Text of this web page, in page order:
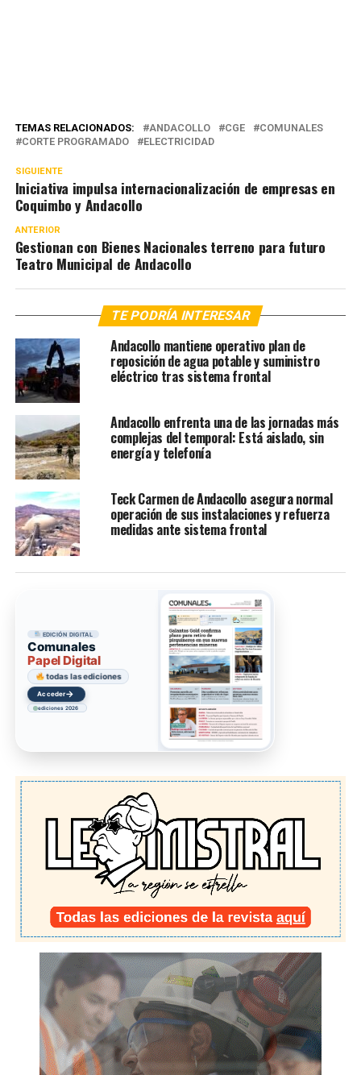
TEMAS RELACIONADOS: ANDACOLLO CGE
COMUNALES
CORTE PROGRAMADO
ELECTRICIDAD
SIGUIENTE
Iniciativa impulsa internacionalización de empresas en
Coquimbo y Andacollo
ANTERIOR
Gestionan con Bienes Nacionales terreno para futuro
Teatro Municipal de Andacollo
TE PODRÍA INTERESAR
Andacollo mantiene operativo plan de
reposición de agua potable y suministro
eléctrico tras sistema frontal
Andacollo enfrenta una de las jornadas más
complejas del temporal: Está aislado, sin
energía y telefonía
Teck Carmen de Andacollo asegura normal
operación de sus instalaciones y refuerza
medidas ante sistema frontal
EDICIÓN DIGITAL
Comunales
Papel Digital
todas las ediciones
Acceder→
ediciones 2026